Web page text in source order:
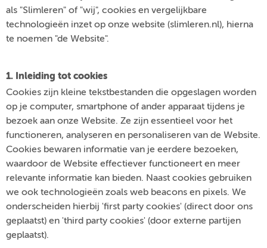
als "Slimleren" of "wij", cookies en vergelijkbare
technologieën inzet op onze website (slimleren.nl), hierna
te noemen "de Website".
1. Inleiding tot cookies
Cookies zijn kleine tekstbestanden die opgeslagen worden
op je computer, smartphone of ander apparaat tijdens je
bezoek aan onze Website. Ze zijn essentieel voor het
functioneren, analyseren en personaliseren van de Website.
Cookies bewaren informatie van je eerdere bezoeken,
waardoor de Website effectiever functioneert en meer
relevante informatie kan bieden. Naast cookies gebruiken
we ook technologieën zoals web beacons en pixels. We
onderscheiden hierbij 'first party cookies' (direct door ons
geplaatst) en 'third party cookies' (door externe partijen
geplaatst).